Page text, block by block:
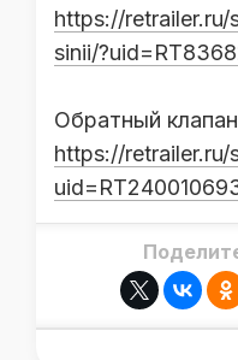
https://
sinii/
Обратный
https://